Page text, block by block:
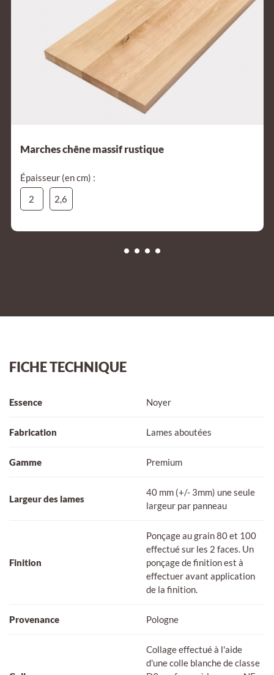
Marches chêne massif rustique
Épaisseur (en cm) :
2
2,6
FICHE TECHNIQUE
Essence Noyer
Fabrication Lames aboutées
Gamme Premium
Largeur des lames
40 mm (+/- 3mm) une seule
largeur par panneau
Finition
Ponçage au grain 80 et 100
effectué sur les 2 faces. Un
ponçage de finition est à
effectuer avant application
de la finition.
Provenance Pologne
Collage effectué à l'aide
d'une colle blanche de classe